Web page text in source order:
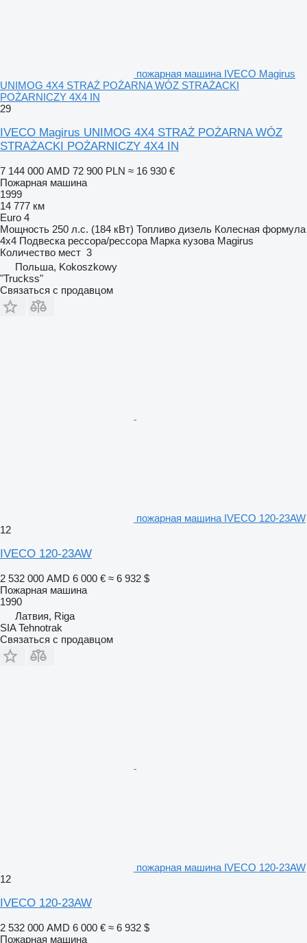
пожарная машина IVECO Magirus
UNIMOG 4X4 STRAŻ POŻARNA WÓZ STRAŻACKI
POŻARNICZY 4X4 IN
29
IVECO Magirus UNIMOG 4X4 STRAŻ POŻARNA WÓZ
STRAŻACKI POŻARNICZY 4X4 IN
7 144 000 AMD 72 900 PLN ≈ 16 930 €
Пожарная машина
1999
14 777 км
Euro 4
Мощность 250 л.с. (184 кВт) Топливо дизель Колесная формула
4x4 Подвеска рессора/рессора Марка кузова Magirus
Количество мест 3
Польша, Kokoszkowy
"Truckss"
Связаться с продавцом
пожарная машина IVECO 120-23AW
12
IVECO 120-23AW
2 532 000 AMD 6 000 € ≈ 6 932 $
Пожарная машина
1990
Латвия, Riga
SIA Tehnotrak
Связаться с продавцом
пожарная машина IVECO 120-23AW
12
IVECO 120-23AW
2 532 000 AMD 6 000 € ≈ 6 932 $
Пожарная машина